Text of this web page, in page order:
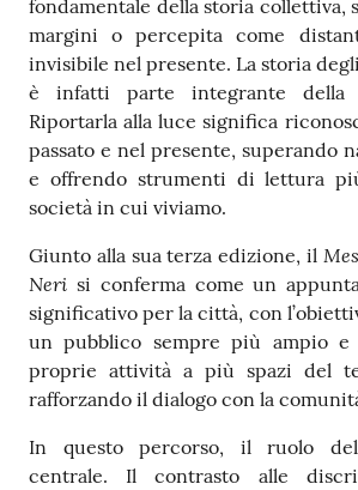
fondamentale della storia collettiva,
margini o percepita come
invisibile nel presente. La storia
è infatti parte integrante della
Riportarla alla luce significa
passato e nel presente, superando
e offrendo strumenti di lettura
società in cui viviamo.
Giunto alla sua terza edizione, il
Neri si conferma come un
significativo per la città, con
un pubblico sempre più ampio
proprie attività a più spazi del
rafforzando il dialogo con la
In questo percorso, il ruolo
centrale. Il contrasto alle